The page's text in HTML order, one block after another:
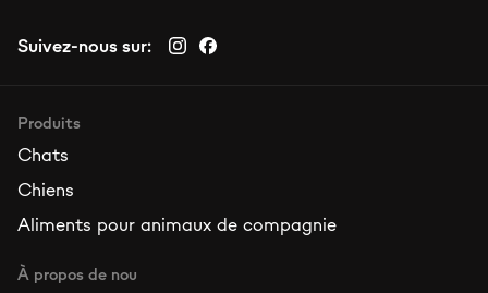
Suivez-nous sur:
Produits
Chats
Chiens
Aliments pour animaux de compagnie
À propos de nou